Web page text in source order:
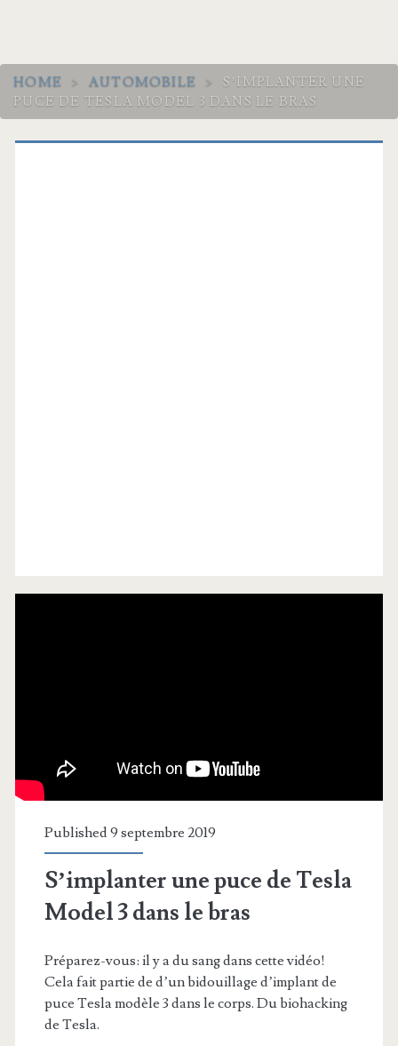
HOME > AUTOMOBILE >
S’IMPLANTER UNE
PUCE DE TESLA MODEL 3 DANS LE BRAS
Published 9 septembre 2019
S’implanter une puce de Tesla
Model 3 dans le bras
Préparez-vous: il y a du sang dans cette vidéo!
Cela fait partie de d’un bidouillage d’implant de
puce Tesla modèle 3 dans le corps. Du biohacking
de Tesla.